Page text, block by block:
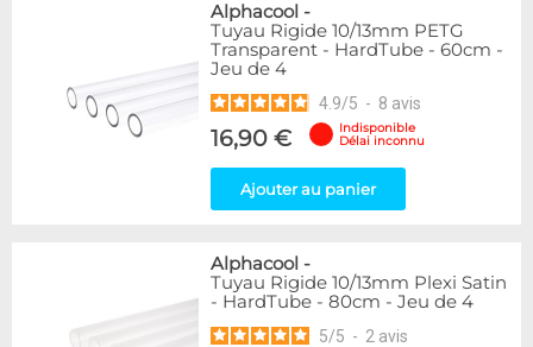
Alphacool -
Tuyau Rigide 10/13mm PETG
Transparent - HardTube - 60cm -
Jeu de 4
4.9/5 - 8 avis
16,90 €
Indisponible
Délai inconnu
Ajouter au panier
Alphacool -
Tuyau Rigide 10/13mm Plexi Satin
- HardTube - 80cm - Jeu de 4
5/5 - 2 avis